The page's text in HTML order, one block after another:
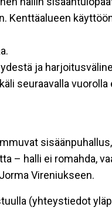
Kenttäalueen
ja
seuraavalla vuorolla
– halli ei romahda,
Vireniukseen.
(yhteystiedot